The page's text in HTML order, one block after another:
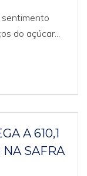
do açúcar...
A 610,1
SAFRA